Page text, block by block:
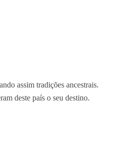
assim tradições ancestrais.
deste país o seu destino.